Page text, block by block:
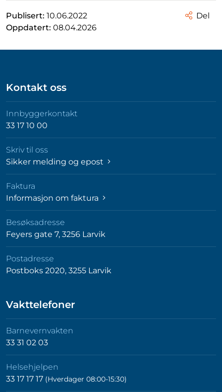
Publisert: 10.06.2022
Oppdatert: 08.04.2026
Del
Kontakt oss
Innbyggerkontakt
33 17 10 00
Skriv til oss
Sikker melding og epost
Faktura
Informasjon om faktura
Besøksadresse
Feyers gate 7, 3256 Larvik
Postadresse
Postboks 2020, 3255 Larvik
Vakttelefoner
Barnevernvakten
33 31 02 03
Helsehjelpen
33 17 17 17 (Hverdager 08:00-15:30)